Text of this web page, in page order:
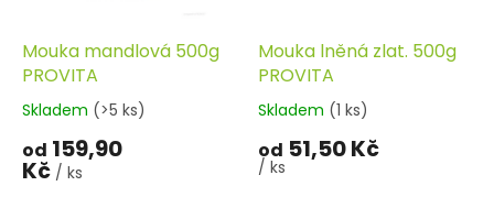
Mouka mandlová 500g
PROVITA
Skladem (>5 ks)
od 159,90
Kč / ks
Mouka lněná zlat. 500g
PROVITA
Skladem (1 ks)
od 51,50 Kč
/ ks